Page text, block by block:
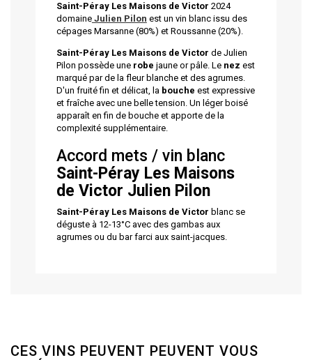
Saint-Péray Les Maisons de Victor 2024
domaineJulien Pilon est un vin blanc issu des
cépages Marsanne (80%) et Roussanne (20%).
Saint-Péray Les Maisons de Victor de Julien
Pilon possède une robe jaune or pâle. Le nez est
marqué par de la fleur blanche et des agrumes.
D'un fruité fin et délicat, la bouche est expressive
et fraîche avec une belle tension. Un léger boisé
apparaît en fin de bouche et apporte de la
complexité supplémentaire.
Accord mets / vin blanc
Saint-Péray Les Maisons
de Victor Julien Pilon
Saint-Péray Les Maisons de Victor blanc se
déguste à 12-13°C avec des gambas aux
agrumes ou du bar farci aux saint-jacques.
CES VINS PEUVENT PEUVENT VOUS